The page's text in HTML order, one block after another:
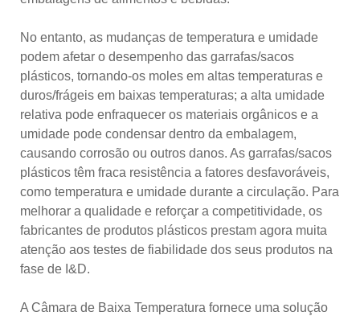
No entanto, as mudanças de temperatura e umidade
podem afetar o desempenho das garrafas/sacos
plásticos, tornando-os moles em altas temperaturas e
duros/frágeis em baixas temperaturas; a alta umidade
relativa pode enfraquecer os materiais orgânicos e a
umidade pode condensar dentro da embalagem,
causando corrosão ou outros danos. As garrafas/sacos
plásticos têm fraca resistência a fatores desfavoráveis,
como temperatura e umidade durante a circulação. Para
melhorar a qualidade e reforçar a competitividade, os
fabricantes de produtos plásticos prestam agora muita
atenção aos testes de fiabilidade dos seus produtos na
fase de I&D.
A Câmara de Baixa Temperatura fornece uma solução